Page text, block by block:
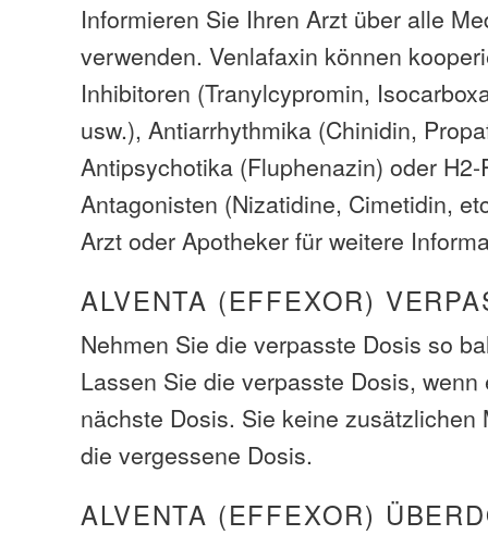
Informieren Sie Ihren Arzt über alle
verwenden. Venlafaxin können
Inhibitoren (Tranylcypromin,
usw.), Antiarrhythmika (Chinidin,
Antipsychotika (Fluphenazin) oder H2-
Antagonisten (Nizatidine, Cimetidin,
Arzt oder Apotheker für weitere
ALVENTA (EFFEXOR)
Nehmen Sie die verpasste Dosis so
Lassen Sie die verpasste Dosis,
nächste Dosis. Sie keine zusätzlichen
die vergessene Dosis.
ALVENTA (EFFEXOR)